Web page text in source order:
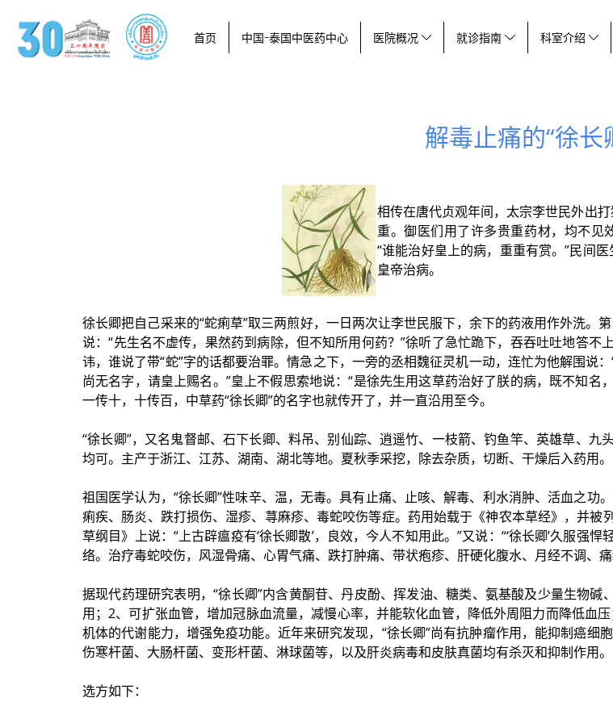
首页 中国-泰国中医药中心 医院概况 就诊指南 科室介绍
解毒止痛的“徐
相传在唐代贞观年间，太宗李世民外出
重。御医们用了许多贵重药材，均不见
“谁能治好皇上的病，重重有赏。”民间
皇帝治病。
徐长卿把自己采来的“蛇痢草”取三两煎好，一日两次让李世民服下，余下的药液用作外洗
说：“先生名不虚传，果然药到病除，但不知所用何药？”徐听了急忙跪下，吞吞吐吐地答
讳，谁说了带“蛇”字的话都要治罪。情急之下，一旁的丞相魏征灵机一动，连忙为他解围说
尚无名字，请皇上赐名。”皇上不假思索地说：“是徐先生用这草药治好了朕的病，既不知名
一传十，十传百，中草药“徐长卿”的名字也就传开了，并一直沿用至今。
“徐长卿”，又名鬼督邮、石下长卿、料吊、别仙踪、逍遥竹、一枝箭、钓鱼竿、英雄草、
均可。主产于浙江、江苏、湖南、湖北等地。夏秋季采挖，除去杂质，切断、干燥后入药用。
祖国医学认为，“徐长卿”性味辛、温，无毒。具有止痛、止咳、解毒、利水消肿、活血之功
痢疾、肠炎、跌打损伤、湿疹、荨麻疹、毒蛇咬伤等症。药用始载于《神农本草经》，并
草纲目》上说：“上古辟瘟疫有‘徐长卿散’，良效，今人不知用此。”又说：“‘徐长卿’久服强
络。治疗毒蛇咬伤，风湿骨痛、心胃气痛、跌打肿痛、带状疱疹、肝硬化腹水、月经不调、
据现代药理研究表明，“徐长卿”内含黄酮苷、丹皮酚、挥发油、糖类、氨基酸及少量生物
用；2、可扩张血管，增加冠脉血流量，减慢心率，并能软化血管，降低外周阻力而降低血
机体的代谢能力，增强免疫功能。近年来研究发现，“徐长卿”尚有抗肿瘤作用，能抑制癌细
伤寒杆菌、大肠杆菌、变形杆菌、淋球菌等，以及肝炎病毒和皮肤真菌均有杀灭和抑制作用。
选方如下：